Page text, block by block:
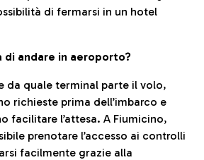
di fermarsi in un hotel
di andare in aeroporto?
da quale terminal parte il volo,
richieste prima dell’imbarco e
facilitare l’attesa. A Fiumicino,
prenotare l’accesso ai controlli
facilmente grazie alla